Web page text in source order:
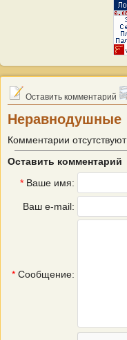
Оставить комментарий
Неравнодушные
Комментарии отсутствуют
Оставить комментарий
* Ваше имя:
Ваш e-mail:
* Сообщение: